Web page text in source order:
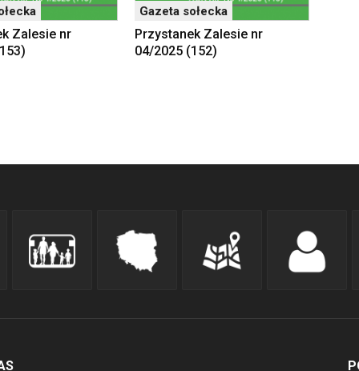
Zalesie nr
Gazeta sołecka
Przystanek Zalesie nr
04/2025 (152)